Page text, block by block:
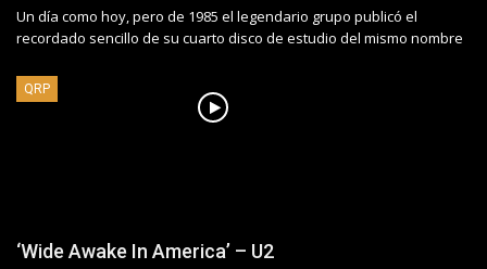
Un día como hoy, pero de 1985 el legendario grupo publicó el
recordado sencillo de su cuarto disco de estudio del mismo nombre
QRP
‘Wide Awake In America’ – U2